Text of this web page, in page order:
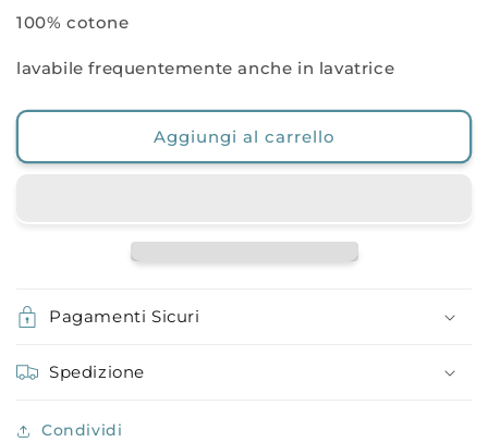
stampa
floreale
100% cotone
lavabile frequentemente anche in lavatrice
Aggiungi al carrello
Pagamenti Sicuri
Spedizione
Condividi